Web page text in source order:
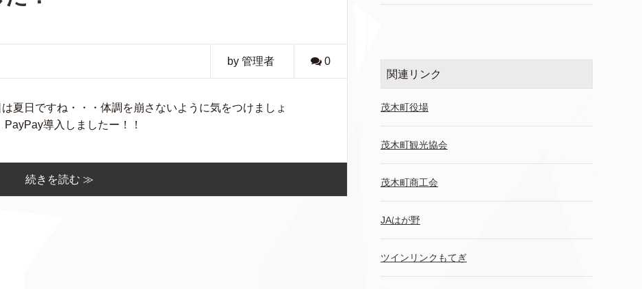
by 管理者 0
夏日ですね・・・体調を崩さないように気をつけましょ
導入しましたー！！
続きを読む ≫
関連リンク
茂木町役場
茂木町観光協会
茂木町商工会
JAはが野
ツインリンクもてぎ